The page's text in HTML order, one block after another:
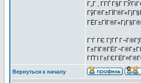
Г„Г , Г­ГҐ Г§Г
Г’Г ГЄ Г¦ГҐ
ГҐГІ
Вернуться к началу